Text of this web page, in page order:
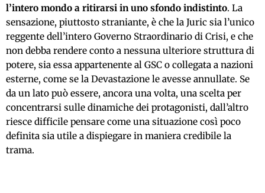
l’intero mondo a ritirarsi in uno sfondo indistinto. La
sensazione, piuttosto straniante, è che la Juric sia l’unico
reggente dell’intero Governo Straordinario di Crisi, e che
non debba rendere conto a nessuna ulteriore struttura di
potere, sia essa appartenente al GSC o collegata a nazioni
esterne, come se la Devastazione le avesse annullate. Se
da un lato può essere, ancora una volta, una scelta per
concentrarsi sulle dinamiche dei protagonisti, dall’altro
riesce difficile pensare come una situazione così poco
definita sia utile a dispiegare in maniera credibile la
trama.